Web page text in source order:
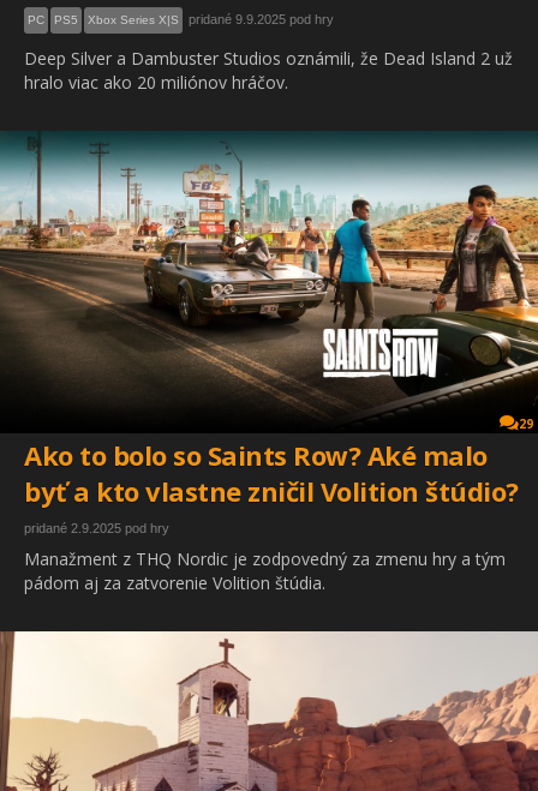
PC PS5 Xbox Series X|S pridané 9.9.2025 pod hry
Deep Silver a Dambuster Studios oznámili, že Dead Island 2 už
hralo viac ako 20 miliónov hráčov.
29
Ako to bolo so Saints Row? Aké malo
byť a kto vlastne zničil Volition štúdio?
pridané 2.9.2025 pod hry
Manažment z THQ Nordic je zodpovedný za zmenu hry a tým
pádom aj za zatvorenie Volition štúdia.